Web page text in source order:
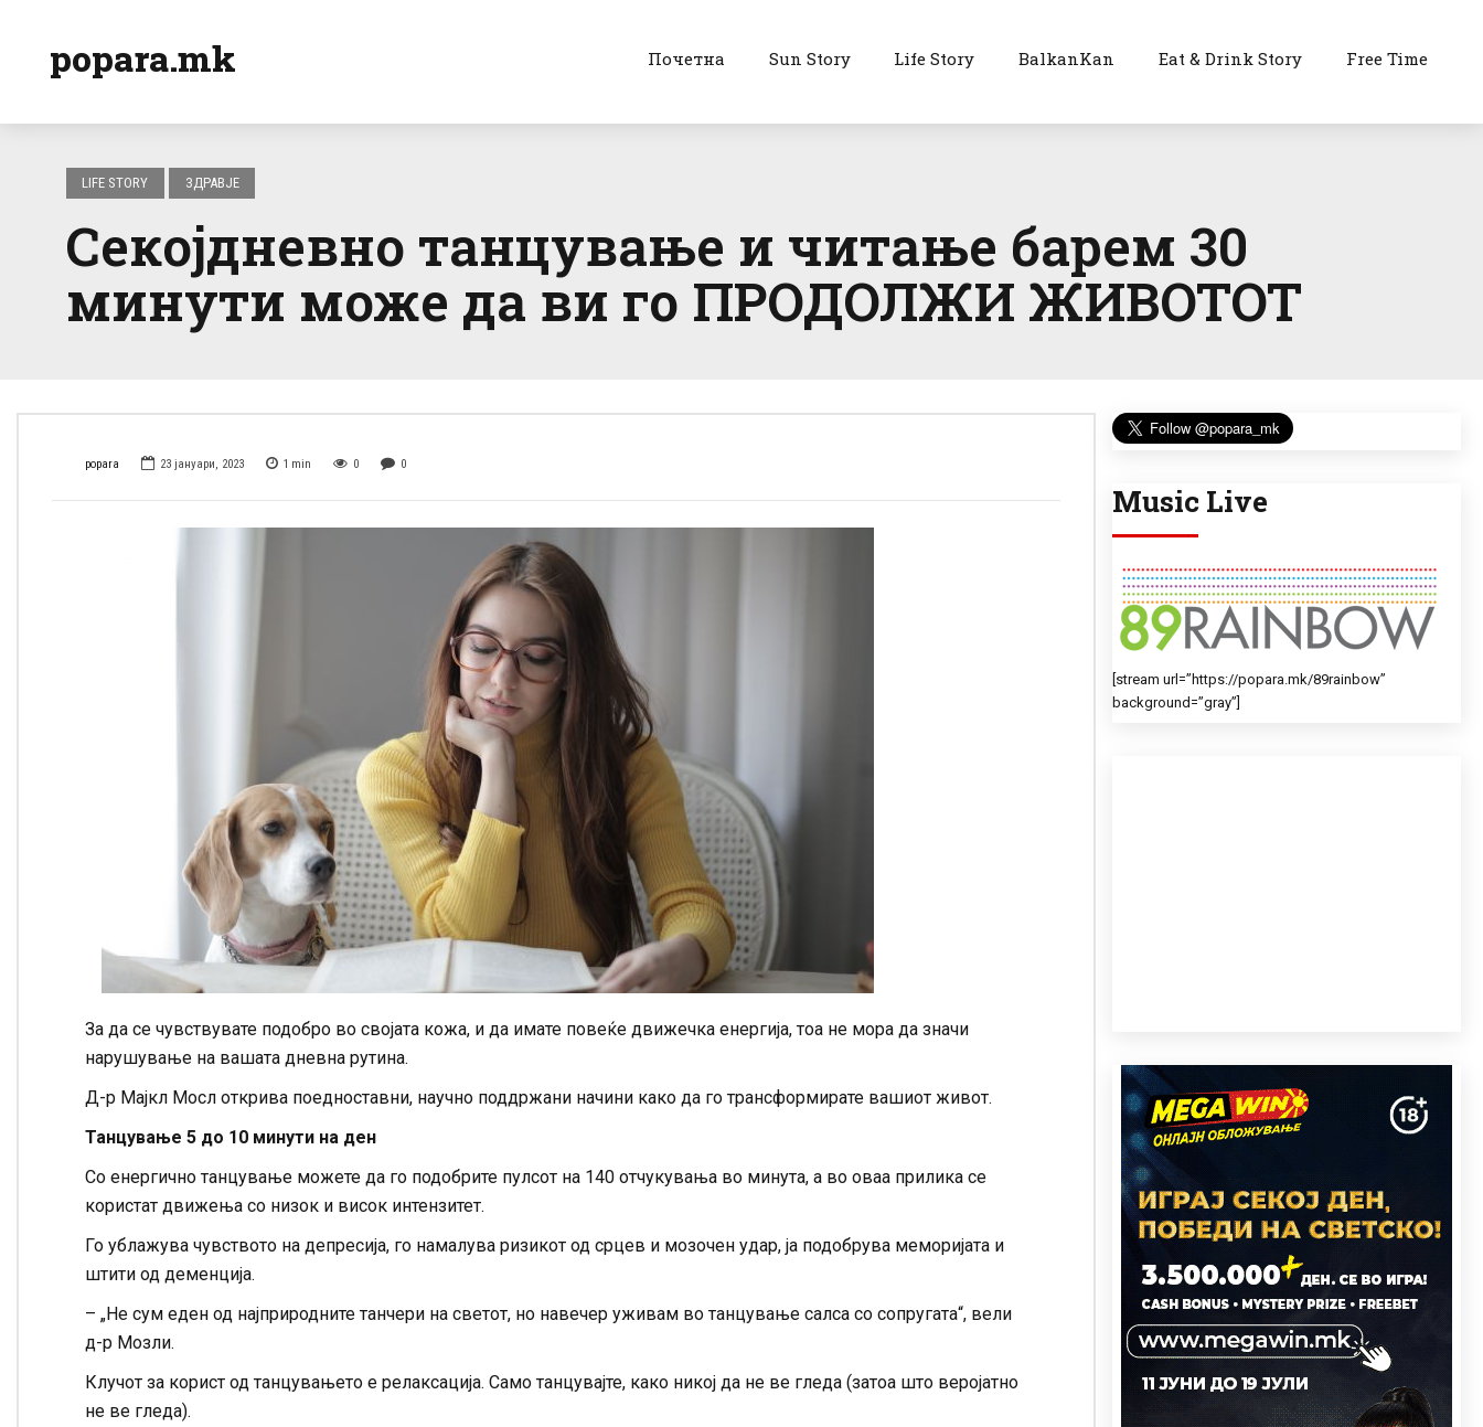
popara.mk Почетна Sun Story Life Story BalkanKan Eat & Drink Story Free Time
LIFE STORY ЗДРАВЈЕ
Секојдневно танцување и читање барем 30
минути може да ви го ПРОДОЛЖИ ЖИВОТОТ
popara 23 јануари, 2023 1 min 0 0
За да се чувствувате подобро во својата кожа, и да имате повеќе движечка енергија, тоа не мора да значи
нарушување на вашата дневна рутина.
Д-р Мајкл Мосл открива поедноставни, научно поддржани начини како да го трансформирате вашиот живот.
Танцување 5 до 10 минути на ден
Со енергично танцување можете да го подобрите пулсот на 140 отчукувања во минута, а во оваа прилика се
користат движења со низок и висок интензитет.
Го ублажува чувството на депресија, го намалува ризикот од срцев и мозочен удар, ја подобрува меморијата и
штити од деменција.
– „Не сум еден од најприродните танчери на светот, но навечер уживам во танцување салса со сопругата“, вели
д-р Мозли.
Клучот за корист од танцувањето е релаксација. Само танцувајте, како никој да не ве гледа (затоа што веројатно
не ве гледа).
Music Live
[stream url=”https://popara.mk/89rainbow”
background=”gray”]